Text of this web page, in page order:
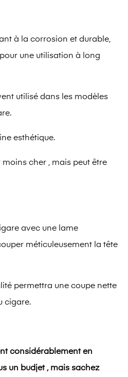
à la corrosion et durable,
une utilisation à long
utilisé dans les modèles
esthétique.
cher , mais peut être
avec une lame
méticuleusement la tête
permettra une coupe nette
cigare.
considérablement en
un budjet , mais sachez